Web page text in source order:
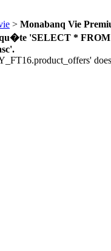
> Monabanq Vie
'SELECT * FROM